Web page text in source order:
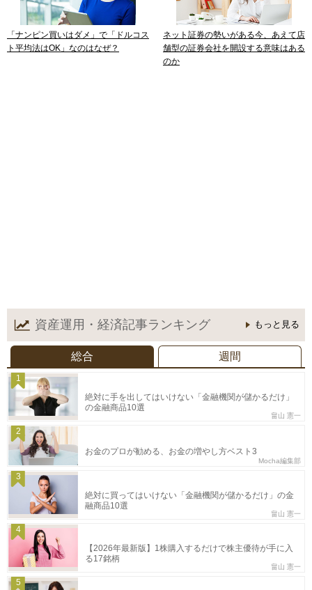
「ナンピン買いはダメ」で「ドルコス
ト平均法はOK」なのはなぜ？
ネット証券の勢いがある今、あえて店
舗型の証券会社を開設する意味はある
のか
資産運用・経済記事ランキング もっと見る
総合 週間
1
絶対に手を出してはいけない「金融機関が儲かるだけ」
の金融商品10選
畠山 憲一
2
お金のプロが勧める、お金の増やし方ベスト3
Mocha編集部
3
絶対に買ってはいけない「金融機関が儲かるだけ」の金
融商品10選
畠山 憲一
4
【2026年最新版】1株購入するだけで株主優待が手に入
る17銘柄
畠山 憲一
5